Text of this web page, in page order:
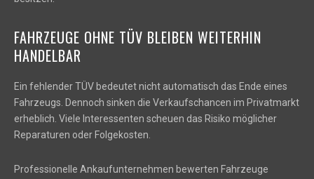
FAHRZEUGE OHNE TÜV BLEIBEN WEITERHIN
HANDELBAR
Ein fehlender TÜV bedeutet nicht automatisch das Ende eines
Fahrzeugs. Dennoch sinken die Verkaufschancen im Privatmarkt
erheblich. Viele Interessenten scheuen das Risiko möglicher
Reparaturen oder Folgekosten.
Professionelle Ankaufunternehmen bewerten Fahrzeuge